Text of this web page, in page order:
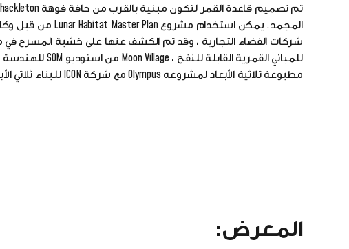
مطبوعة ثلاثية الأبعاد لمشروعه Olympus مع شركة ICON للبناء ثلاثي الأبعاد.
المعرض: